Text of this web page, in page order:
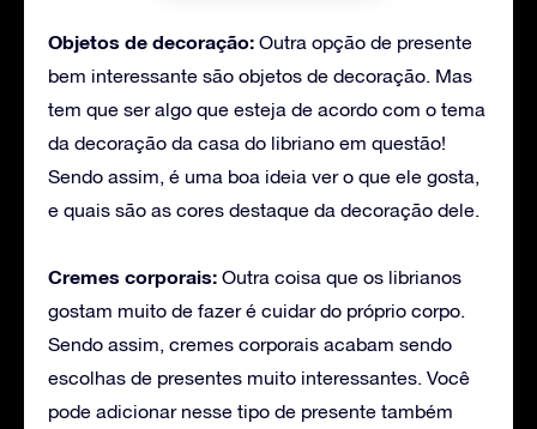
Objetos de decoração: Outra opção de presente
bem interessante são objetos de decoração. Mas
tem que ser algo que esteja de acordo com o tema
da decoração da casa do libriano em questão!
Sendo assim, é uma boa ideia ver o que ele gosta,
e quais são as cores destaque da decoração dele.
Cremes corporais: Outra coisa que os librianos
gostam muito de fazer é cuidar do próprio corpo.
Sendo assim, cremes corporais acabam sendo
escolhas de presentes muito interessantes. Você
pode adicionar nesse tipo de presente também